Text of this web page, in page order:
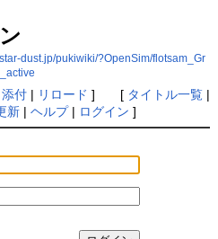
dust.jp/pukiwiki/?OpenSim/flotsam_Gr
添付| リロード ] [ タイトル一覧|
新| ヘルプ| ログイン ]